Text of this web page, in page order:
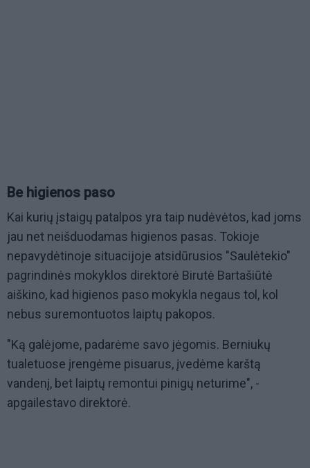
Be higienos paso
Kai kurių įstaigų patalpos yra taip nudėvėtos, kad joms
jau net neišduodamas higienos pasas. Tokioje
nepavydėtinoje situacijoje atsidūrusios "Saulėtekio"
pagrindinės mokyklos direktorė Birutė Bartašiūtė
aiškino, kad higienos paso mokykla negaus tol, kol
nebus suremontuotos laiptų pakopos.
"Ką galėjome, padarėme savo jėgomis. Berniukų
tualetuose įrengėme pisuarus, įvedėme karštą
vandenį, bet laiptų remontui pinigų neturime", -
apgailestavo direktorė.